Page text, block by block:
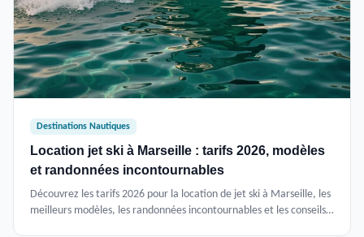
Destinations Nautiques
Location jet ski à Marseille : tarifs 2026, modèles
et randonnées incontournables
Découvrez les tarifs 2026 pour la location de jet ski à Marseille, les
meilleurs modèles, les randonnées incontournables et les conseils